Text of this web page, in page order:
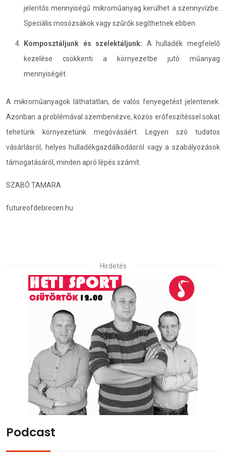
jelentős mennyiségű mikroműanyag kerülhet a szennyvízbe.
Speciális mosózsákok vagy szűrők segíthetnek ebben.
Komposztáljunk és szelektáljunk: A hulladék megfelelő
kezelése csökkenti a környezetbe jutó műanyag
mennyiségét.
A mikroműanyagok láthatatlan, de valós fenyegetést jelentenek.
Azonban a problémával szembenézve, közös erőfeszítéssel sokat
tehetünk környezetünk megóvásáért. Legyen szó tudatos
vásárlásról, helyes hulladékgazdálkodásról vagy a szabályozások
támogatásáról, minden apró lépés számít.
SZABÓ TAMARA
futureofdebrecen.hu
Hirdetés
Podcast